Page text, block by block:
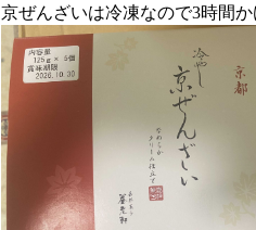
京ぜんざいは冷凍なので3時間